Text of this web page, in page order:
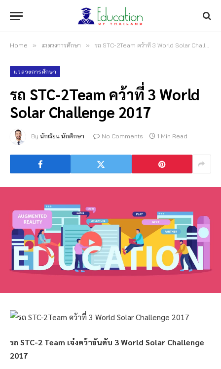
Home » แวดวงการศึกษา » รถ STC-2Team คว้าที่ 3 World Solar Challenge 2017
แวดวงการศึกษา
รถ STC-2Team คว้าที่ 3 World
Solar Challenge 2017
By นักเรียน นักศึกษา No Comments 1 Min Read
รถ STC-2 Team เจ๋งคว้าอันดับ 3 World Solar Challenge
2017